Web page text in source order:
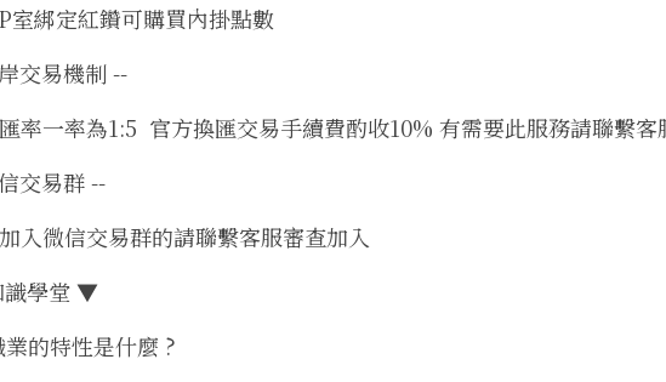
室綁定紅鑽可購買內掛點數
交易機制 --
率一率為1:5  官方換匯交易手續費酌收10% 有需要此服務請聯繫
交易群 --
入微信交易群的請聯繫客服審查加入
學堂 ▼
的特性是什麼 ?